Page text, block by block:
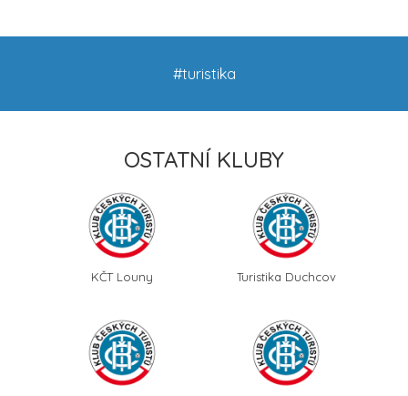
#turistika
OSTATNÍ KLUBY
KČT Louny Turistika Duchcov